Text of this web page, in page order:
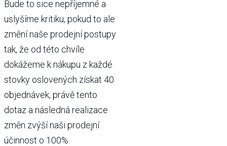
Bude to sice nepříjemné a
uslyšíme kritiku, pokud to ale
změní naše prodejní postupy
tak, že od této chvíle
dokážeme k nákupu z každé
stovky oslovených získat 40
objednávek, právě tento
dotaz a následná realizace
změn zvýší naši prodejní
účinnost o 100%.